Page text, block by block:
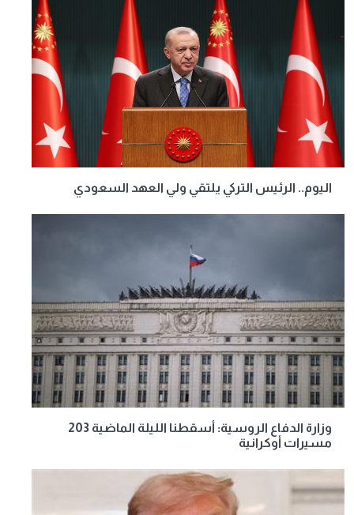
اليوم.. الرئيس التركي يلتقي ولي العهد السعودي
وزارة الدفاع الروسية: أسقطنا الليلة الماضية 203
مسيرات أوكرانية